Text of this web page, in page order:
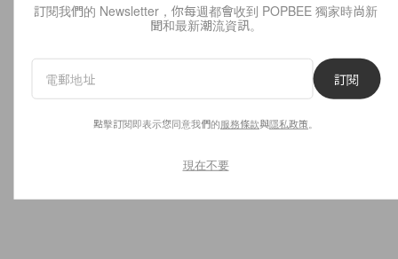
訂閱我們的 Newsletter，你每週都會收到 POPBEE 獨家時尚新
聞和最新潮流資訊。
訂閱
點擊訂閱即表示您同意我們的服務條款與隱私政策
現在不要